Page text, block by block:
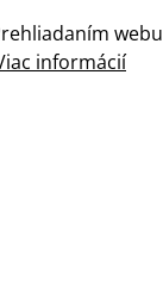
webu
informácií